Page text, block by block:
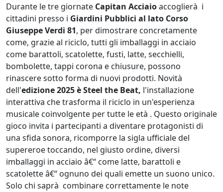
Durante le tre giornate Capitan Acciaioaccoglierà i
cittadini presso i Giardini Pubblici al lato Corso
Giuseppe Verdi 81, per dimostrare concretamente
come, grazie al riciclo, tutti gli imballaggi in acciaio
come barattoli, scatolette, fusti, latte, secchielli,
bombolette, tappi corona e chiusure, possono
rinascere sotto forma di nuovi prodotti. Novità
dell'edizione 2025 è Steel the Beat, l'installazione
interattiva che trasforma il riciclo in un'esperienza
musicale coinvolgente per tutte le età . Questo originale
gioco invita i partecipanti a diventare protagonisti di
una sfida sonora, ricomporre la sigla ufficiale del
supereroe toccando, nel giusto ordine, diversi
imballaggi in acciaio â€“ come latte, barattoli e
scatolette â€“ ognuno dei quali emette un suono unico.
Solo chi saprà combinare correttamente le note